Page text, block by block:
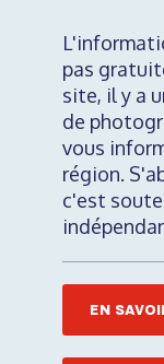
pas
site, il y a
de
vous
région.
c'est
EN